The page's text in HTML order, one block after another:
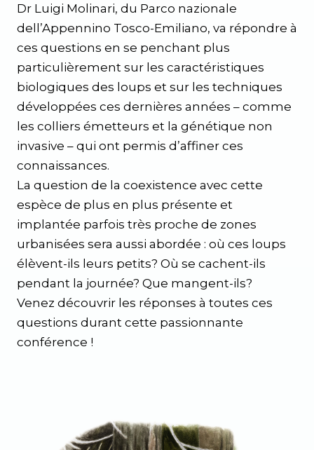
Dr Luigi Molinari, du Parco nazionale
dell’Appennino Tosco-Emiliano, va répondre à
ces questions en se penchant plus
particulièrement sur les caractéristiques
biologiques des loups et sur les techniques
développées ces dernières années – comme
les colliers émetteurs et la génétique non
invasive – qui ont permis d’affiner ces
connaissances.
La question de la coexistence avec cette
espèce de plus en plus présente et
implantée parfois très proche de zones
urbanisées sera aussi abordée : où ces loups
élèvent-ils leurs petits? Où se cachent-ils
pendant la journée? Que mangent-ils?
Venez découvrir les réponses à toutes ces
questions durant cette passionnante
conférence !